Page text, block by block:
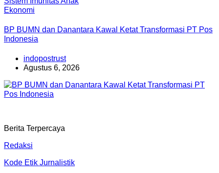
Ekonomi
BP BUMN dan Danantara Kawal Ketat Transformasi PT Pos
Indonesia
indopostrust
Agustus 6, 2026
Berita Terpercaya
Redaksi
Kode Etik Jurnalistik